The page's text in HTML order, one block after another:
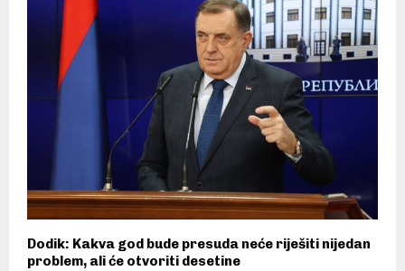
Dodik: Kakva god bude presuda neće riješiti nijedan
problem, ali će otvoriti desetine